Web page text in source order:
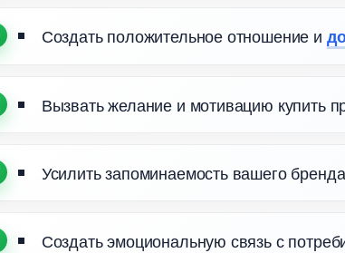
Создать положительное отношение и
ызвать желание и мотивацию купить
Усилить запоминаемость вашего
Создать эмоциональную связь с